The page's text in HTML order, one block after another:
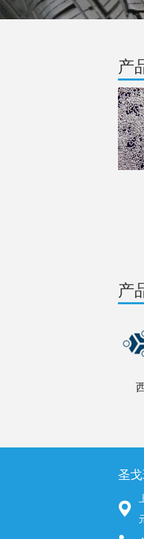
产
产
圣